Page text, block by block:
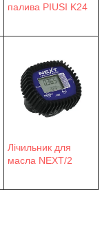
палива PIUSI K24
Лічильник для
масла NEXT/2